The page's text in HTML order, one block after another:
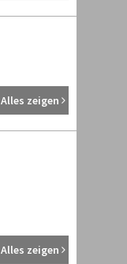
Alles zeigen
Alles zeigen